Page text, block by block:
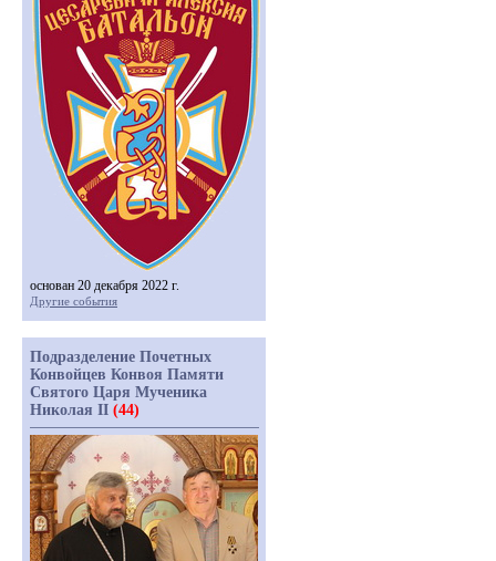
основан 20 декабря 2022 г.
Другие события
Подразделение Почетных
Конвойцев Конвоя Памяти
Святого Царя Мученика
Николая II (44)